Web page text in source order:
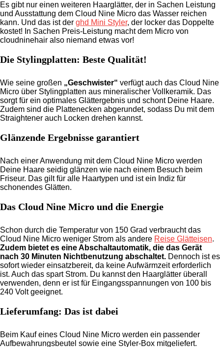
Es gibt nur einen weiteren Haarglätter, der in Sachen Leistung
und Ausstattung dem Cloud Nine Micro das Wasser reichen
kann. Und das ist der ghd Mini Styler, der locker das Doppelte
kostet! In Sachen Preis-Leistung macht dem Micro von
cloudninehair also niemand etwas vor!
Die Stylingplatten: Beste Qualität!
Wie seine großen „Geschwister“ verfügt auch das Cloud Nine
Micro über Stylingplatten aus mineralischer Vollkeramik. Das
sorgt für ein optimales Glättergebnis und schont Deine Haare.
Zudem sind die Plattenecken abgerundet, sodass Du mit dem
Straightener auch Locken drehen kannst.
Glänzende Ergebnisse garantiert
Nach einer Anwendung mit dem Cloud Nine Micro werden
Deine Haare seidig glänzen wie nach einem Besuch beim
Friseur. Das gilt für alle Haartypen und ist ein Indiz für
schonendes Glätten.
Das Cloud Nine Micro und die Energie
Schon durch die Temperatur von 150 Grad verbraucht das
Cloud Nine Micro weniger Strom als andere Reise Glätteisen.
Zudem bietet es eine Abschaltautomatik, die das Gerät
nach 30 Minuten Nichtbenutzung abschaltet. Dennoch ist es
sofort wieder einsatzbereit, da keine Aufwärmzeit erforderlich
ist. Auch das spart Strom. Du kannst den Haarglätter überall
verwenden, denn er ist für Eingangsspannungen von 100 bis
240 Volt geeignet.
Lieferumfang: Das ist dabei
Beim Kauf eines Cloud Nine Micro werden ein passender
Aufbewahrungsbeutel sowie eine Styler-Box mitgeliefert.